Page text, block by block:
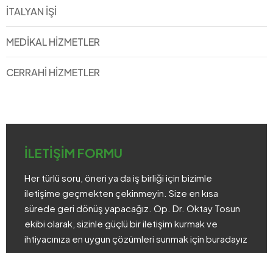
İTALYAN İŞI
MEDIKAL HIZMETLER
CERRAHI HIZMETLER
İLETİŞİM FORMU
Her türlü soru, öneri ya da iş birliği için bizimle
iletişime geçmekten çekinmeyin. Size en kısa
sürede geri dönüş yapacağız. Op. Dr. Oktay Tosun
ekibi olarak, sizinle güçlü bir iletişim kurmak ve
ihtiyacınıza en uygun çözümleri sunmak için buradayız